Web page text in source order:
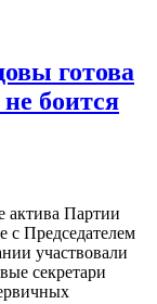
готова
боится
актива Партии
с Председателем
участвовали
секретари